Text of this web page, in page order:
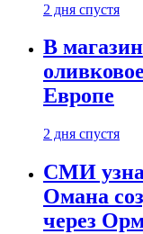
2 дня спустя
В
Европе
2 дня спустя
СМИ
Омана
через